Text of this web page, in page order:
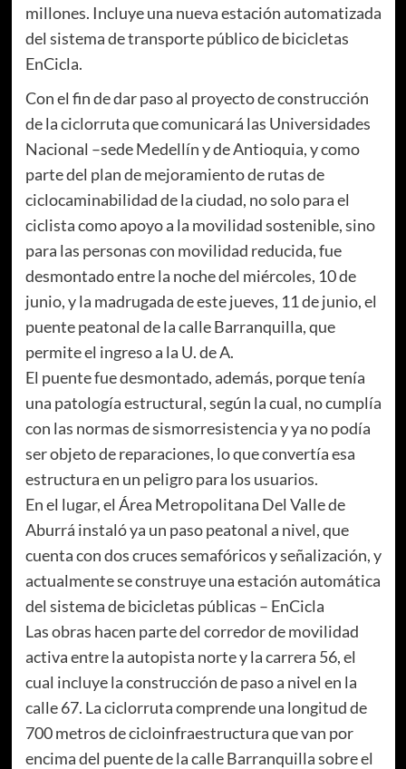
millones. Incluye una nueva estación automatizada
del sistema de transporte público de bicicletas
EnCicla.
Con el fin de dar paso al proyecto de construcción
de la ciclorruta que comunicará las Universidades
Nacional –sede Medellín y de Antioquia, y como
parte del plan de mejoramiento de rutas de
ciclocaminabilidad de la ciudad, no solo para el
ciclista como apoyo a la movilidad sostenible, sino
para las personas con movilidad reducida, fue
desmontado entre la noche del miércoles, 10 de
junio, y la madrugada de este jueves, 11 de junio, el
puente peatonal de la calle Barranquilla, que
permite el ingreso a la U. de A.
El puente fue desmontado, además, porque tenía
una patología estructural, según la cual, no cumplía
con las normas de sismorresistencia y ya no podía
ser objeto de reparaciones, lo que convertía esa
estructura en un peligro para los usuarios.
En el lugar, el Área Metropolitana Del Valle de
Aburrá instaló ya un paso peatonal a nivel, que
cuenta con dos cruces semafóricos y señalización, y
actualmente se construye una estación automática
del sistema de bicicletas públicas – EnCicla
Las obras hacen parte del corredor de movilidad
activa entre la autopista norte y la carrera 56, el
cual incluye la construcción de paso a nivel en la
calle 67. La ciclorruta comprende una longitud de
700 metros de cicloinfraestructura que van por
encima del puente de la calle Barranquilla sobre el